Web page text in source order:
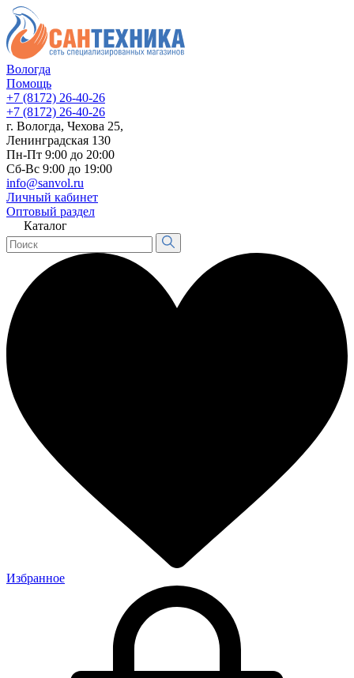
Вологда
Помощь
+7 (8172) 26-40-26
+7 (8172) 26-40-26
г. Вологда, Чехова 25,
Ленинградская 130
Пн-Пт 9:00 до 20:00
Сб-Вс 9:00 до 19:00
info@sanvol.ru
Личный кабинет
Оптовый раздел
Каталог
Избранное